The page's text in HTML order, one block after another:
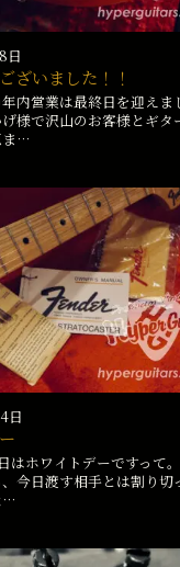
日
ざいました！！
内営業は最終日を迎えま
様で沢山のお客様とギタ
ま…
日
はホワイトデーですって
今日渡す相手とは割り切
…